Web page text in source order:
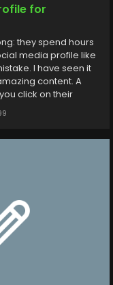
for
they spend hours
media profile like
I have seen it
content. A
click on their
forgettable.
before the